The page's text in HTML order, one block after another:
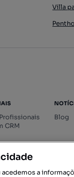
Villa
CRM
Blog
acedemos a